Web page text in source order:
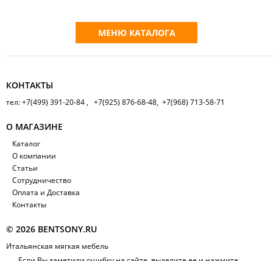
МЕНЮ КАТАЛОГА
КОНТАКТЫ
тел: +7(499) 391-20-84 , +7(925) 876-68-48, +7(968) 713-58-71
О МАГАЗИНЕ
Каталог
О компании
Статьи
Сотрудничество
Оплата и Доставка
Контакты
© 2026 BENTSONY.RU
Итальянская мягкая мебель